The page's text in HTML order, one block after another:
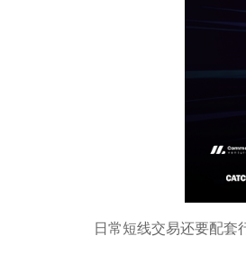
日常短线交易还要配套